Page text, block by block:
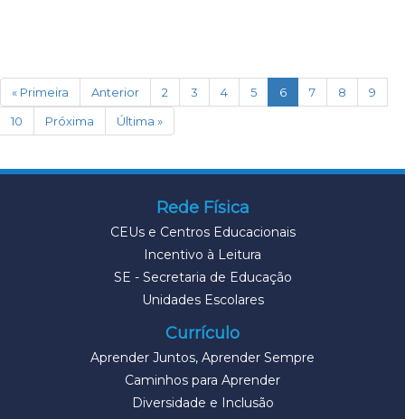
« Primeira Anterior 2 3 4 5 6(current)
7 8
9
10
Próxima Última »
Rede Física
CEUs e Centros Educacionais
Incentivo à Leitura
SE - Secretaria de Educação
Unidades Escolares
Currículo
Aprender Juntos, Aprender Sempre
Caminhos para Aprender
Diversidade e Inclusão